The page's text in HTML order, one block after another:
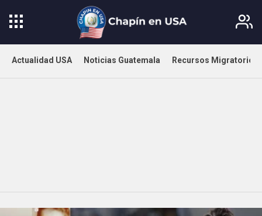
Actualidad USA Noticias Guatemala Recursos Migratorios